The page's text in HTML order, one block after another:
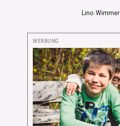
Lino Wimmer